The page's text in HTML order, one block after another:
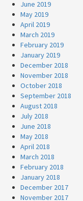
June 2019
May 2019
April 2019
March 2019
February 2019
January 2019
December 2018
November 2018
October 2018
September 2018
August 2018
July 2018
June 2018
May 2018
April 2018
March 2018
February 2018
January 2018
December 2017
November 2017